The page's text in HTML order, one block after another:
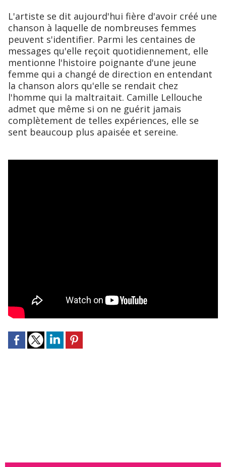
L'artiste se dit aujourd'hui fière d'avoir créé une
chanson à laquelle de nombreuses femmes
peuvent s'identifier. Parmi les centaines de
messages qu'elle reçoit quotidiennement, elle
mentionne l'histoire poignante d'une jeune
femme qui a changé de direction en entendant
la chanson alors qu'elle se rendait chez
l'homme qui la maltraitait. Camille Lellouche
admet que même si on ne guérit jamais
complètement de telles expériences, elle se
sent beaucoup plus apaisée et sereine.